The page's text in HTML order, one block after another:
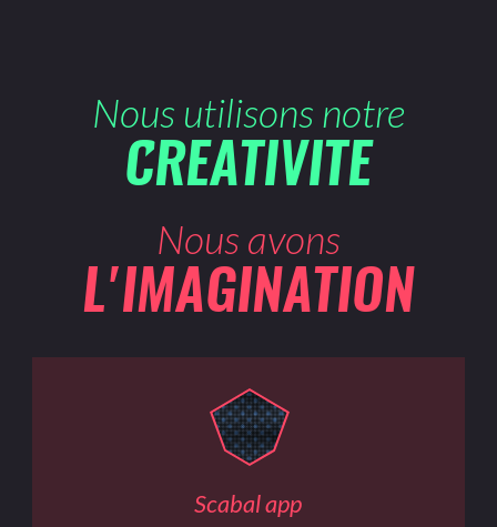
Nous utilisons notre
CREATIVITE
Nous avons
L'IMAGINATION
Scabal app